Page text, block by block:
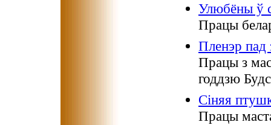
Улюбёны ў
Працы
Пленэр пад
Працы з
годдзю
Сіняя
Працы